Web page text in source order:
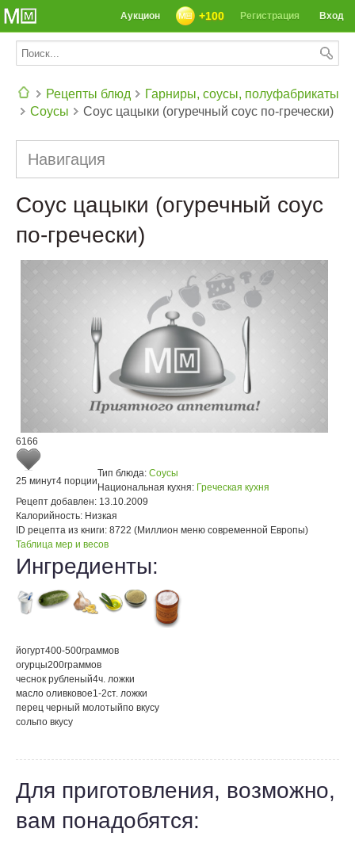
Вход
Регистрация
+100
Аукцион
Рецепты блюд
Гарниры, соусы, полуфабрикаты
Соусы
Соус цацыки (огуречный соус по-гречески)
Навигация
Соус цацыки (огуречный соус
по-гречески)
6166
25 минут4 порции
Тип блюда: Соусы
Национальная кухня: Греческая кухня
Рецепт добавлен: 13.10.2009
Калорийность: Низкая
ID рецепта из книги: 8722 (Миллион меню современной Европы)
Таблица мер и весов
Ингредиенты:
йогурт400-500граммов
огурцы200граммов
чеснок рубленый4ч. ложки
масло оливковое1-2ст. ложки
перец черный молотыйпо вкусу
сольпо вкусу
Для приготовления, возможно,
вам понадобятся: